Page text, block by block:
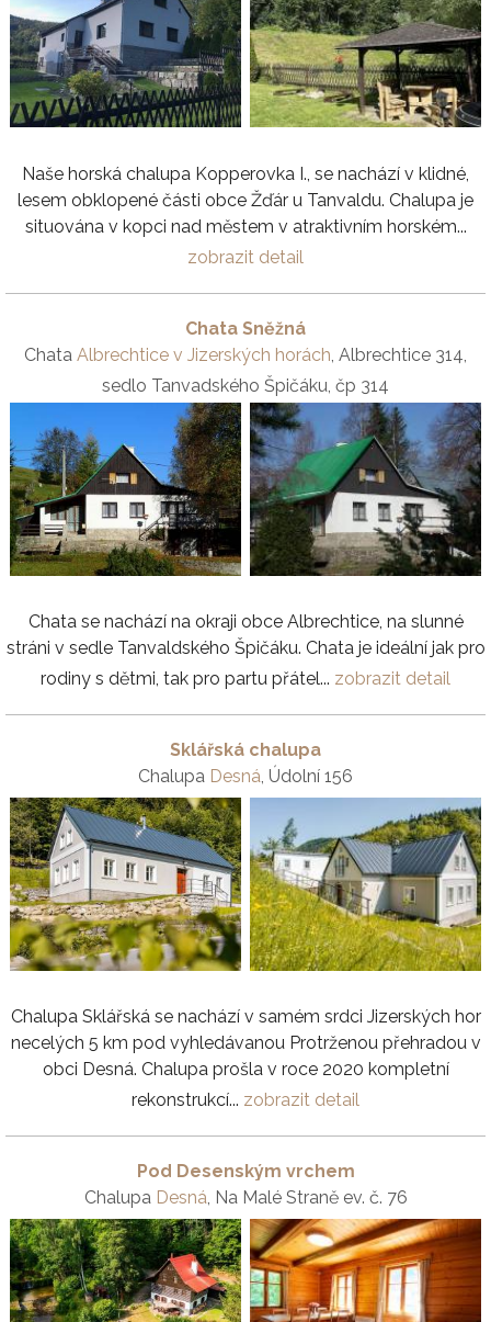
Naše horská chalupa Kopperovka I., se nachází v klidné,
lesem obklopené části obce Žďár u Tanvaldu. Chalupa je
situována v kopci nad městem v atraktivním horském...
zobrazit detail
Chata Sněžná
Chata Albrechtice v Jizerských horách , Albrechtice 314,
sedlo Tanvadského Špičáku, čp 314
Chata se nachází na okraji obce Albrechtice, na slunné
stráni v sedle Tanvaldského Špičáku. Chata je ideální jak pro
rodiny s dětmi, tak pro partu přátel... zobrazit detail
Sklářská chalupa
Chalupa Desná , Údolní 156
Chalupa Sklářská se nachází v samém srdci Jizerských hor
necelých 5 km pod vyhledávanou Protrženou přehradou v
obci Desná. Chalupa prošla v roce 2020 kompletní
rekonstrukcí... zobrazit detail
Pod Desenským vrchem
Chalupa Desná, Na Malé Straně ev. č. 76